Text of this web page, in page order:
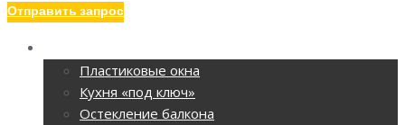
Отправить запрос
Пластиковые окна
Кухня «под ключ»
Остекление балкона